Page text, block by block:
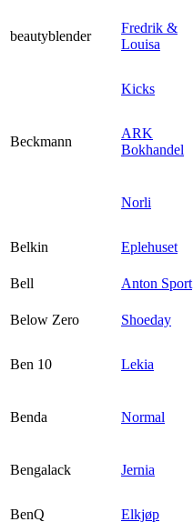
beautyblender
Fredrik &
Louisa
Kicks
Beckmann
ARK
Bokhandel
Norli
Belkin
Eplehuset
Bell
Anton Sport
Below Zero
Shoeday
Ben 10 Lekia
Benda Normal
Bengalack Jernia
BenQ
Elkjøp